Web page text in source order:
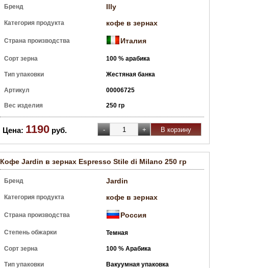
Бренд Illy
Категория продукта кофе в зернах
Страна производства Италия
Сорт зерна 100 % арабика
Тип упаковки Жестяная банка
Артикул 00006725
Вес изделия 250 гр
Цена: 1190 руб.
Кофе Jardin в зернах Espresso Stile di Milano 250 гр
Бренд Jardin
Категория продукта кофе в зернах
Страна производства Россия
Степень обжарки Темная
Сорт зерна 100 % Арабика
Тип упаковки Вакуумная упаковка